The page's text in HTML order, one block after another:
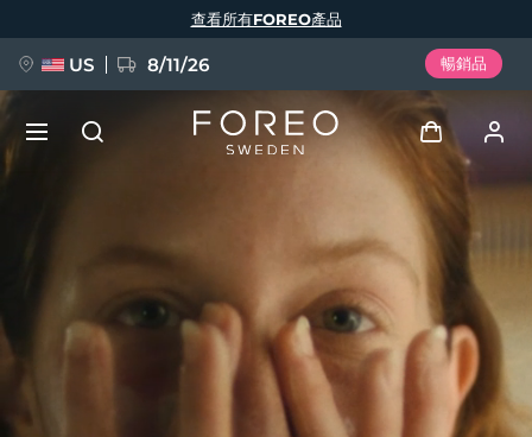
查看所有FOREO產品
US 8/11/26 暢銷品
用戶信息
我的設備
我的訂單
FAQ™ Pure Beauty-Tech Elixir
BREAKING NEWS
English Deutsch
Español
Italiano
Português
Русский